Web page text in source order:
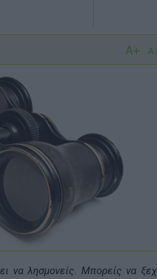
να λησμονείς. Μπορείς να